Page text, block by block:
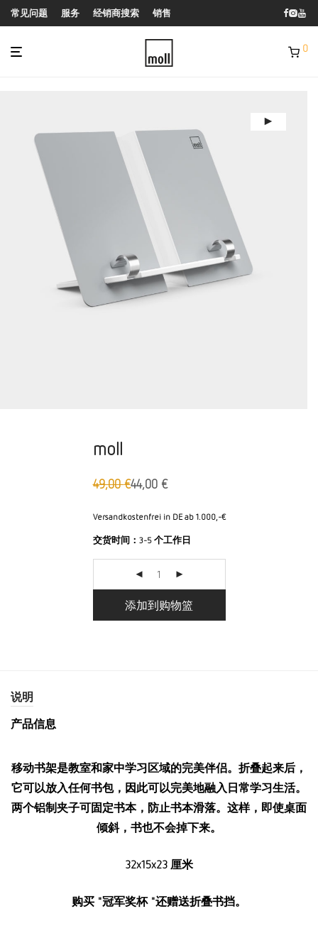
常见问题 服务 经销商搜索 销售
0
moll
49,00€
原
49,00
欧
元
44,00 €
当
价
格
为：
44,00
元。
Versandkostenfrei in DE ab 1.000,-€
交货时间： 3-5 个工作日
添加到购物篮
说明
产品信息
移动书架是教室和家中学习区域的完美伴侣。折叠起来后，
它可以放入任何书包，因此可以完美地融入日常学习生活。
两个铝制夹子可固定书本，防止书本滑落。这样，即使桌面
倾斜，书也不会掉下来。
32x15x23 厘米
购买 "冠军奖杯 "还赠送折叠书挡。